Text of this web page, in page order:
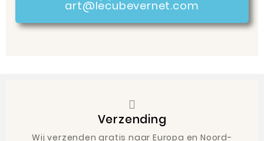
art@lecubevernet.com
Verzending
Wij verzenden gratis naar Europa en Noord-